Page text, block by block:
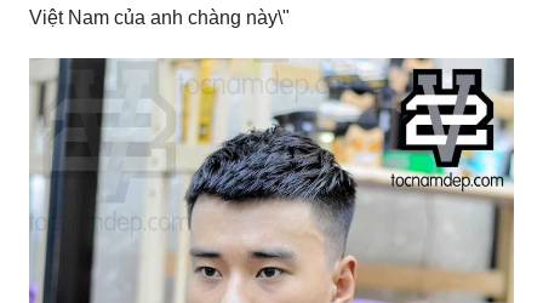
Tự tin tỏa sáng với kiểu tóc nam ngắn điển trai!
Thanh lịch và cuốn hút với kiểu tóc nam ngắn đẹp này!